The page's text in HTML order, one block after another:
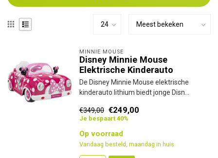
MINNIE MOUSE
Disney Minnie Mouse
Elektrische Kinderauto
De Disney Minnie Mouse elektrische
kinderauto lithium biedt jonge Disn...
€349,00 €249,00
Je bespaart 40%
Op voorraad
Vandaag besteld, maandag in huis